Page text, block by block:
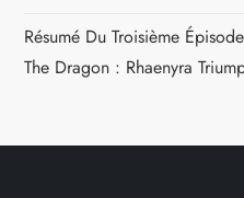
Résumé Du Troisième
The Dragon : Rhaenyra